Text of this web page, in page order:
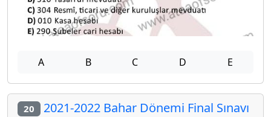
A B C D E
20 2021-2022 Bahar Dönemi Final Sınavı